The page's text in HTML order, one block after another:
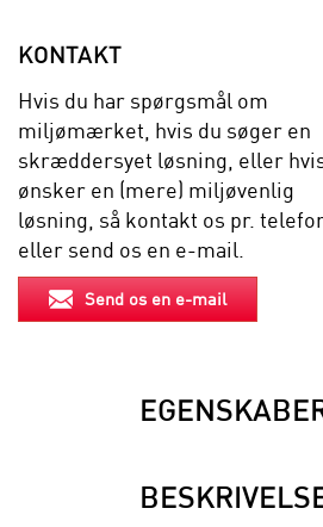
KONTAKT
Hvis du har spørgsmål om
miljømærket, hvis du søger en
skræddersyet løsning, eller
ønsker en (mere) miljøvenlig
løsning, så kontakt os pr.
eller send os en e-mail.
Send os en e-mail